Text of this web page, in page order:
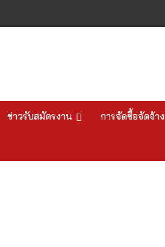
ข่าวรับสมัครงาน การจัดซื้อจัดจ้าง